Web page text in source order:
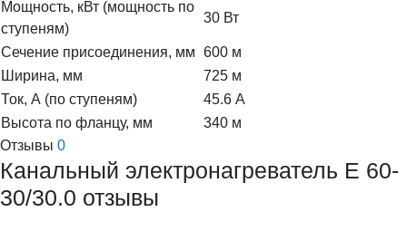
Мощность, кВт (мощность по
ступеням)
30 Вт
Сечение присоединения, мм 600 м
Ширина, мм
725 м
Ток, А (по ступеням)
45.6 А
Высота по фланцу, мм
340 м
Отзывы 0
Канальный электронагреватель E 60-
30/30.0 отзывы